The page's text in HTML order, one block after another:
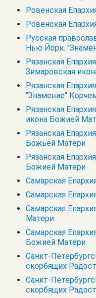
Ровенская
Ровенская
Русская
Нью Йорк.
Рязанская
Зимаровская
Рязанская
"Знамение"
Рязанская
икона Божией
Рязанская
Божьей Матери
Рязанская
Божией Матери
Самарская
Самарская
Самарская
Матери
Самарская
Божией Матери
Санкт-
скорбящих
Санкт-
скорбящих